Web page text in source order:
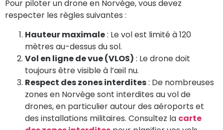
Pour piloter un drone en Norvège, vous devez
respecter les règles suivantes :
Hauteur maximale: Le vol est limité à 120
mètres au-dessus du sol.
Vol en ligne de vue (VLOS) : Le drone doit
toujours être visible à l’œil nu.
Respect des zones interdites: De nombreuses
zones en Norvège sont interdites au vol de
drones, en particulier autour des aéroports et
des installations militaires. Consultez la carte